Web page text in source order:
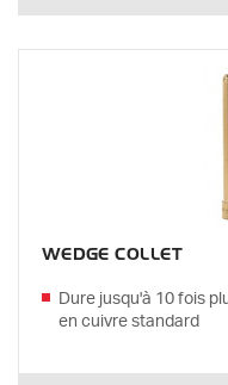
WEDGE COLLET
Dure jusqu'à 10 fois
en cuivre standard